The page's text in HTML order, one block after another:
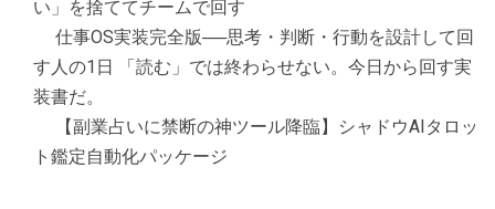
い」を捨ててチームで回す
仕事OS実装完全版──思考・判断・行動を設計して回
す人の1日 「読む」では終わらせない。今日から回す実
装書だ。
【副業占いに禁断の神ツール降臨】シャドウAIタロッ
ト鑑定自動化パッケージ